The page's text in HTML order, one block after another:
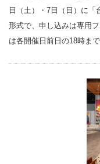
日（土）・7日（日）に「
形式で、申し込みは専用
は各開催日前日の18時ま